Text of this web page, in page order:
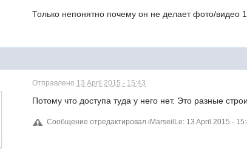
Только непонятно почему он не делает фото/видео
Отправлено 13 April 2015 - 15:43
Потому что доступа туда у него нет. Это разные
Сообщение отредактировал iMarseilLe: 13 April 2015 -